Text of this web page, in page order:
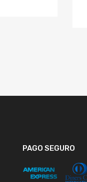
PAGO SEGURO